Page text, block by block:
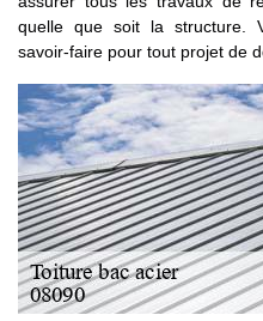
quelle que soit la structure.
savoir-faire pour tout projet de